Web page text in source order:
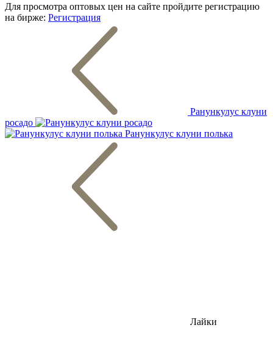
Для просмотра оптовых цен на сайте пройдите регистрацию
на бирже: Регистрация
Ранункулус клуни
росадо
Ранункулус клуни полька
Лайки